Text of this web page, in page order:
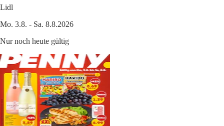
Lidl
Mo. 3.8. - Sa. 8.8.2026
Nur noch heute gültig